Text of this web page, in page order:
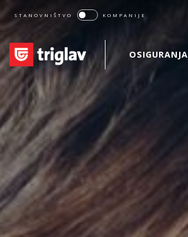
STANOVNIŠTVO KOMPANIJE
OSIGURANJA